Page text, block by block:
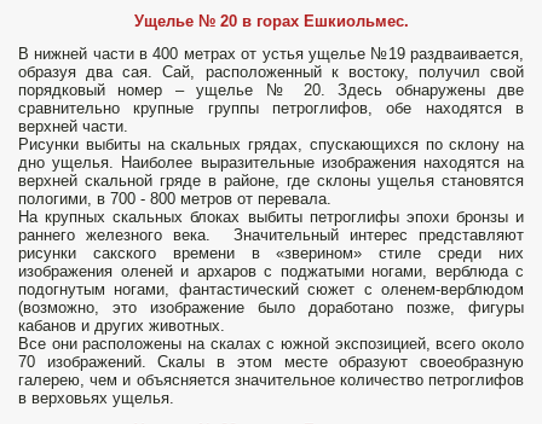
Ущелье № 20 в горах Ешкиольмес.
В нижней части в 400 метрах от устья ущелье №19 раздваивается,
образуя два сая. Сай, расположенный к востоку, получил свой
порядковый номер – ущелье № 20. Здесь обнаружены две
сравнительно крупные группы петроглифов, обе находятся в
верхней части.
Рисунки выбиты на скальных грядах, спускающихся по склону на
дно ущелья. Наиболее выразительные изображения находятся на
верхней скальной гряде в районе, где склоны ущелья становятся
пологими, в 700 - 800 метров от перевала.
На крупных скальных блоках выбиты петроглифы эпохи бронзы и
раннего железного века. Значительный интерес представляют
рисунки сакского времени в «зверином» стиле среди них
изображения оленей и архаров с поджатыми ногами, верблюда с
подогнутым ногами, фантастический сюжет с оленем-верблюдом
(возможно, это изображение было доработано позже, фигуры
кабанов и других животных.
Все они расположены на скалах с южной экспозицией, всего около
70 изображений. Скалы в этом месте образуют своеобразную
галерею, чем и объясняется значительное количество петроглифов
в верховьях ущелья.